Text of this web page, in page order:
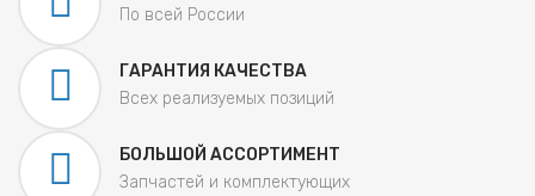
По всей России
ГАРАНТИЯ КАЧЕСТВА
Всех реализуемых позиций
БОЛЬШОЙ АССОРТИМЕНТ
Запчастей и комплектующих